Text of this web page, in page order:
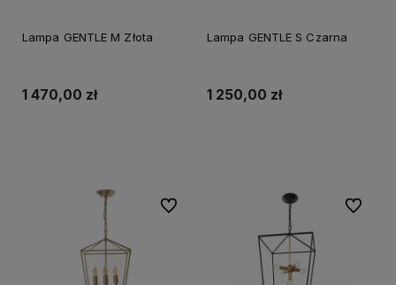
Lampa GENTLE M Złota
1 470,00 zł
Lampa GENTLE S Czarna
1 250,00 zł
Do ulubionych Do